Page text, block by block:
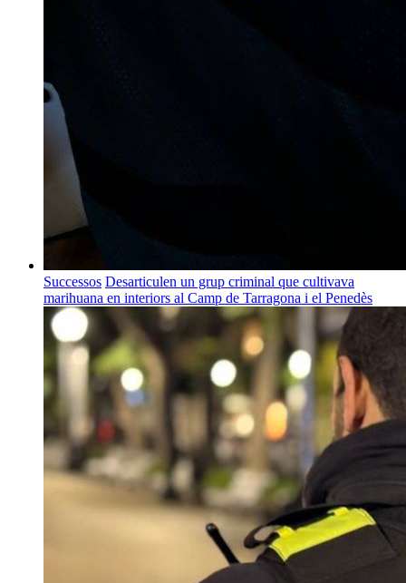
Successos Desarticulen un grup criminal que cultivava
marihuana en interiors al Camp de Tarragona i el Penedès